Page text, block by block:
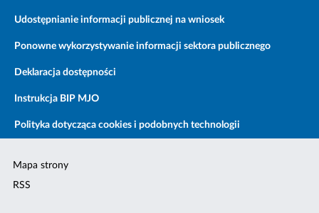
Udostępnianie informacji publicznej na wniosek
Ponowne wykorzystywanie informacji sektora publicznego
Deklaracja dostępności
Instrukcja BIP MJO
Polityka dotycząca cookies i podobnych technologii
Mapa strony
RSS